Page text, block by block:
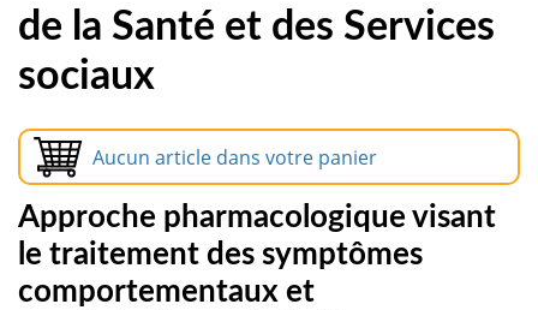
de la Santé et des Services
sociaux
Aucun article dans votre panier
Approche pharmacologique visant
le traitement des symptômes
comportementaux et